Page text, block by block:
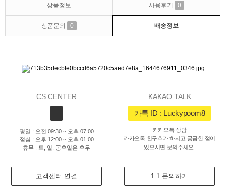
상품정보 사용후기 0
상품문의 0 배송정보
CS CENTER
평일 : 오전 09:30 ~ 오후 07:00
점심 : 오후 12:00 ~ 오후 01:00
휴무 : 토, 일, 공휴일은 휴무
KAKAO TALK
카톡 ID : Luckypoom8
카카오톡 상담
카카오톡 친구추가 하시고 궁금한 점이
있으시면 문의주세요.
고객센터 연결 1:1 문의하기